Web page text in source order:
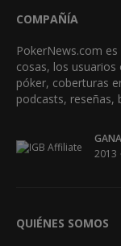
COMPAÑÍA
PokerNews.com
cosas, los
póker, coberturas
podcasts, reseñas,
2013
QUIÉNES SOMOS